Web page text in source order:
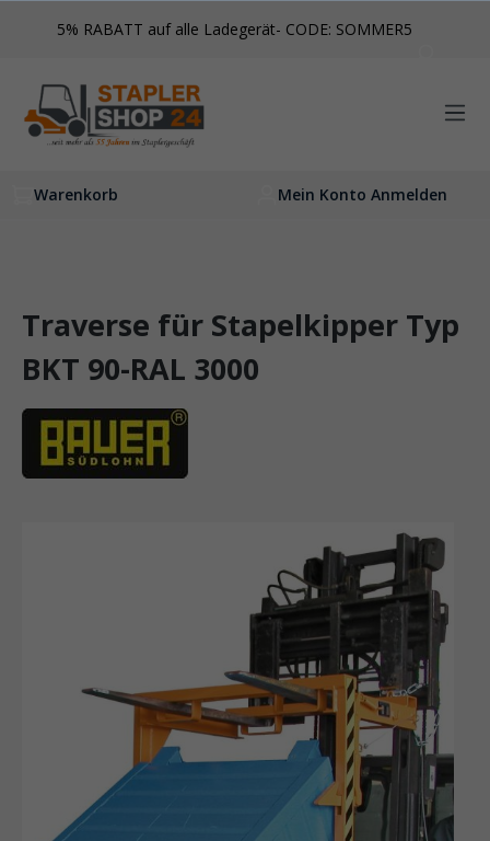
springen
5% RABATT auf alle Ladegerät- CODE: SOMMER5
Mein Konto Anmelden
Warenkorb
Traverse für Stapelkipper Typ
BKT 90-RAL 3000